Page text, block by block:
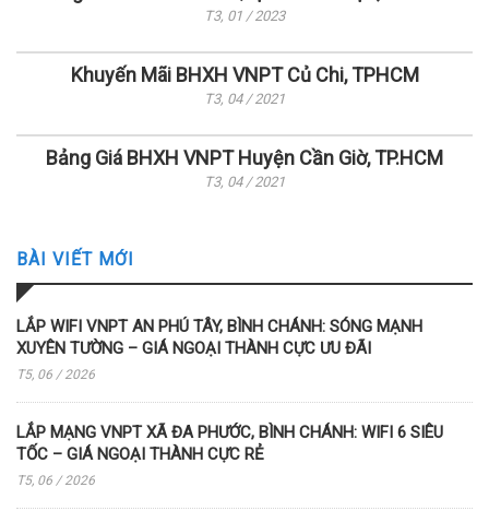
T3, 01 / 2023
Khuyến Mãi BHXH VNPT Củ Chi, TPHCM
T3, 04 / 2021
Bảng Giá BHXH VNPT Huyện Cần Giờ, TP.HCM
T3, 04 / 2021
BÀI VIẾT MỚI
LẮP WIFI VNPT AN PHÚ TÂY, BÌNH CHÁNH: SÓNG MẠNH
XUYÊN TƯỜNG – GIÁ NGOẠI THÀNH CỰC ƯU ĐÃI
T5, 06 / 2026
LẮP MẠNG VNPT XÃ ĐA PHƯỚC, BÌNH CHÁNH: WIFI 6 SIÊU
TỐC – GIÁ NGOẠI THÀNH CỰC RẺ
T5, 06 / 2026